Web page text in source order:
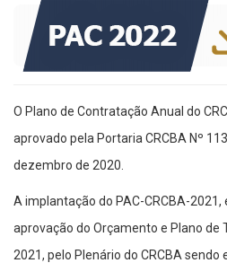
O Plano de Contratação Anual do
aprovado pela Portaria CRCBA Nº
dezembro de 2020.
A implantação do PAC-CRCBA-2021,
aprovação do Orçamento e Plano de
2021, pelo Plenário do CRCBA